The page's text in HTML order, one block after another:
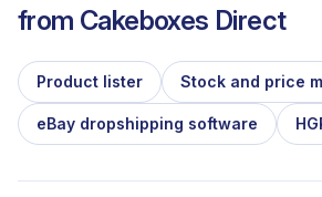
from Cakeboxes Direct
Product lister Stock and price
eBay dropshipping software